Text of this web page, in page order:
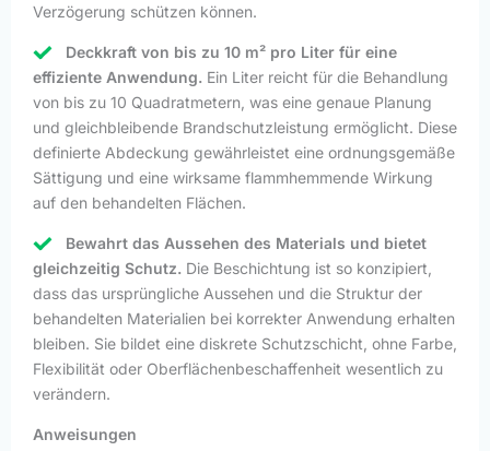
Verzögerung schützen können.
Deckkraft von bis zu 10 m² pro Liter für eine
effiziente Anwendung. Ein Liter reicht für die Behandlung
von bis zu 10 Quadratmetern, was eine genaue Planung
und gleichbleibende Brandschutzleistung ermöglicht. Diese
definierte Abdeckung gewährleistet eine ordnungsgemäße
Sättigung und eine wirksame flammhemmende Wirkung
auf den behandelten Flächen.
Bewahrt das Aussehen des Materials und bietet
gleichzeitig Schutz. Die Beschichtung ist so konzipiert,
dass das ursprüngliche Aussehen und die Struktur der
behandelten Materialien bei korrekter Anwendung erhalten
bleiben. Sie bildet eine diskrete Schutzschicht, ohne Farbe,
Flexibilität oder Oberflächenbeschaffenheit wesentlich zu
verändern.
Anweisungen